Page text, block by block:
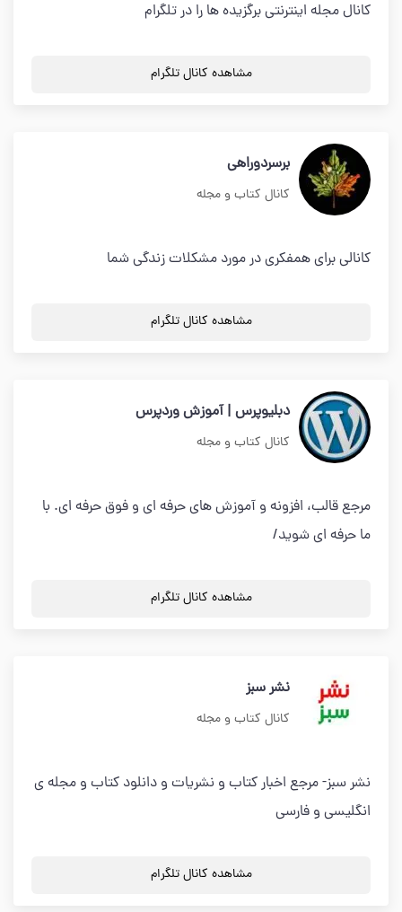
کانال مجله اینترنتی برگزیده ها را در تلگرام
مشاهده کانال تلگرام
برسردوراهی
کانال کتاب و مجله
کانالی برای همفکری در مورد مشکلات زندگی شما
مشاهده کانال تلگرام
دبلیوپرس | آموزش وردپرس
کانال کتاب و مجله
مرجع قالب، افزونه و آموزش های حرفه ای و فوق حرفه ای. با
ما حرفه ای شوید/
مشاهده کانال تلگرام
نشر سبز
کانال کتاب و مجله
نشر سبز- مرجع اخبار کتاب و نشریات و دانلود کتاب و مجله ی
انگلیسی و فارسی
مشاهده کانال تلگرام